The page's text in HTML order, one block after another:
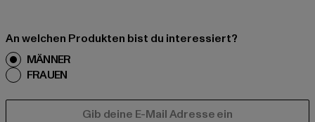
An welchen Produkten bist du interessiert?
MÄNNER
FRAUEN